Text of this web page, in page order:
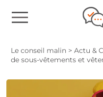
Le conseil malin >Actu &
de sous-vêtements et